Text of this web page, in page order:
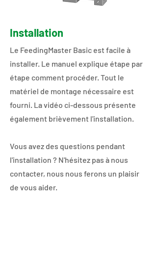
Installation
Le FeedingMaster Basic est facile à
installer. Le manuel explique étape par
étape comment procéder. Tout le
matériel de montage nécessaire est
fourni. La vidéo ci-dessous présente
également brièvement l'installation.
Vous avez des questions pendant
l'installation ? N'hésitez pas à nous
contacter, nous nous ferons un plaisir
de vous aider.